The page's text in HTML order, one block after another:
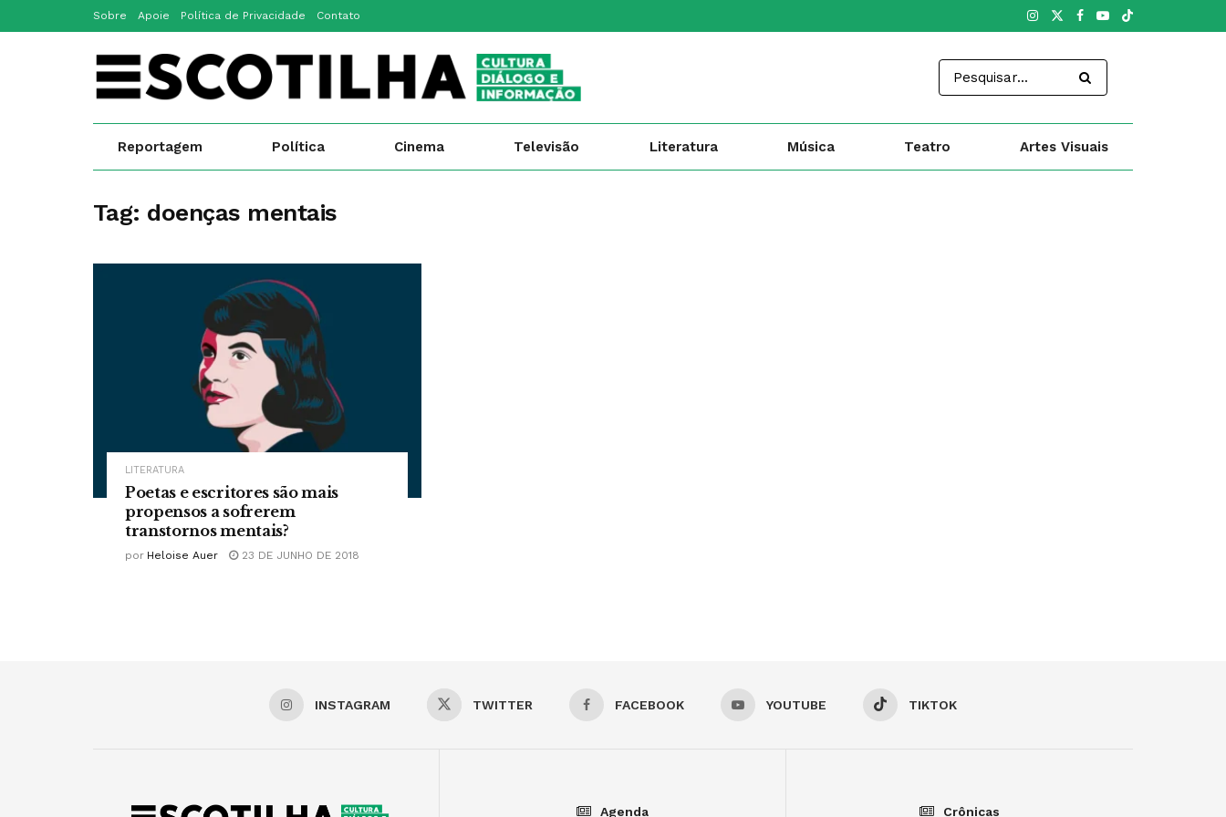
Sobre Apoie Política de Privacidade Contato
Reportagem Política Cinema Televisão Literatura Música Teatro Artes Visuais
Tag: doenças mentais
LITERATURA
Poetas e escritores são mais
propensos a sofrerem
transtornos mentais?
por Heloise Auer 23 DE JUNHO DE 2018
INSTAGRAM TWITTER FACEBOOK YOUTUBE TIKTOK
Agenda Crônicas